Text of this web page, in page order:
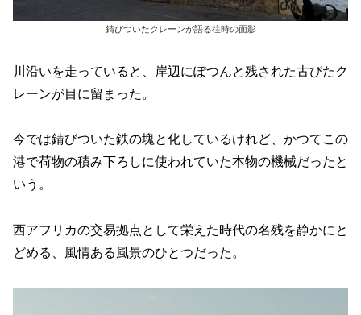
錆びついたクレーンが語る往時の面影
川沿いを走っていると、岸辺にぽつんと残された古びたク
レーンが目に留まった。
今では錆びついた鉄の塊と化しているけれど、かつてこの
港で荷物の積み下ろしに使われていた本物の機械だったと
いう。
西アフリカの交易拠点として栄えた時代の名残を静かにと
どめる、風情ある風景のひとつだった。